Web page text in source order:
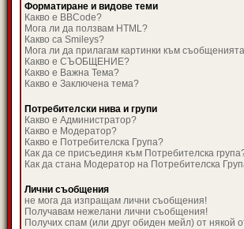
Форматиране и видове теми
Какво е BBCode?
Мога ли да ползвам HTML?
Какво са Smileys?
Мога ли да прилагам картинки към
Какво е СЪОБЩЕНИЕ?
Какво е Важна Тема?
Какво е Заключена тема?
Потребителски нива и групи
Какво е Администратор?
Какво е Модератор?
Какво е Потребителска Група?
Как да се присъединя към Потребителска
Как да стана Модератор на Потребителска
Лични съобщения
не мога да изпращам лични съобщения!
Получавам нежелани лични съобщения!
Получих спам (или друг обиден мейл) от някой